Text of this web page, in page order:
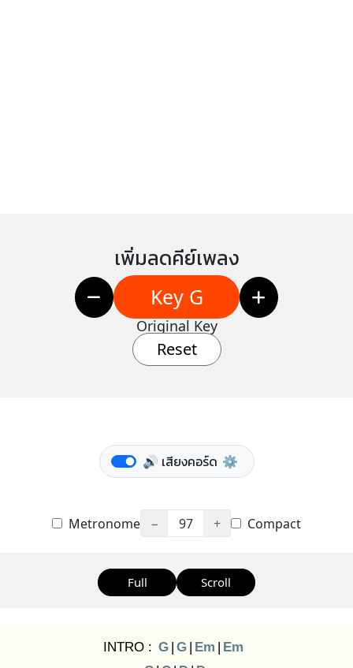
เพิ่มลดคีย์เพลง
Key G
Original Key
Reset
🔊 เสียงคอร์ด ⚙️
Metronome − 97 + Compact
Full Scroll
INTRO : G | G | Em | Em